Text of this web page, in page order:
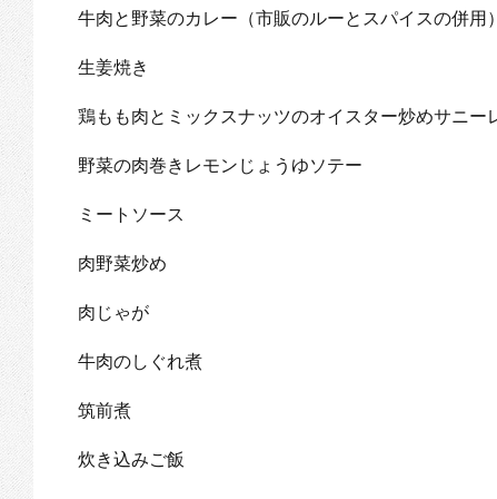
牛肉と野菜のカレー（市販のルーとスパイスの併用
生姜焼き
鶏もも肉とミックスナッツのオイスター炒めサニー
野菜の肉巻きレモンじょうゆソテー
ミートソース
肉野菜炒め
肉じゃが
牛肉のしぐれ煮
筑前煮
炊き込みご飯